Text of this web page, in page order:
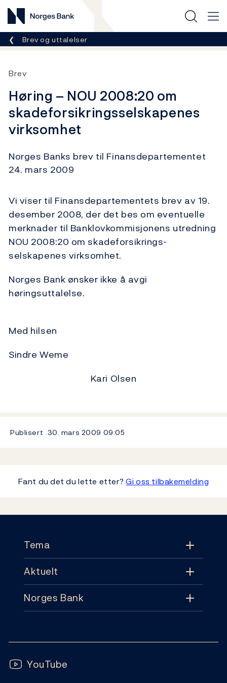
Norges Bank
Her er du nå:
Brev og uttalelser
Brev
Høring – NOU 2008:20 om
skadeforsikringsselskapenes
virksomhet
Norges Banks brev til Finansdepartementet
24. mars 2009
Vi viser til Finansdepartementets brev av 19.
desember 2008, der det bes om eventuelle
merknader til Banklovkommisjonens utredning
NOU 2008:20 om skadeforsikrings-
selskapenes virksomhet.
Norges Bank ønsker ikke å avgi
høringsuttalelse.
Med hilsen
Sindre Weme
Kari Olsen
Publisert 30. mars 2009 09:05
Fant du det du lette etter?Gi oss tilbakemelding
Tema
Tema
Pengepolitikk
Sedler og mynter
Aktuelt
Aktuelt
Publikasjoner
Norges Bank
Abonnement
Følg oss:
YouTube